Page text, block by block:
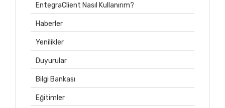
EntegraClient Nasıl Kullanırım?
Haberler
Yenilikler
Duyurular
Bilgi Bankası
Eğitimler